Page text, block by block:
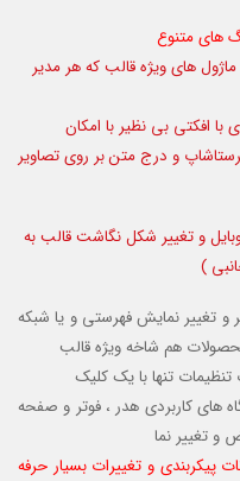
های ویژه قالب که هر مدیر
با افکتی بی نظیر با امکان
و درج متن بر روی تصاویر
و تغییر شکل نگاشت قالب به
)
تغییر نمایش فهرستی و یا شبکه
هم شاخه ویژه قالب
تنظیمات تنها با یک کلیک
های کاربردی هدر ، فوتر و صفحه
تغییر نما
پیکربندی و تغییرات بسیار حرفه